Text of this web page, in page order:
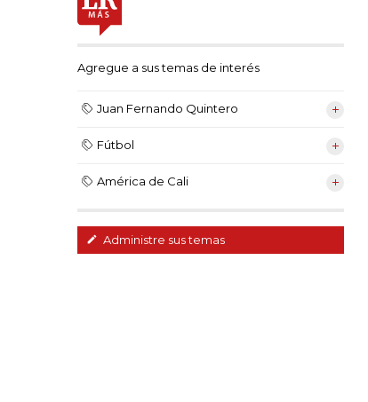
Agregue a sus temas de interés
Juan Fernando Quintero
Fútbol
América de Cali
Administre sus temas